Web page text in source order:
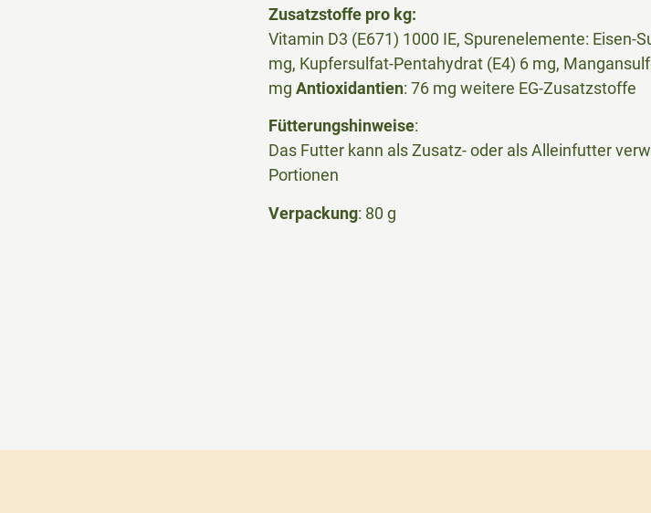
Zusatzstoffe pro kg:
Vitamin D3 (E671) 1000 IE, Spurenelemente:
mg, Kupfersulfat-Pentahydrat (E4) 6 mg,
mg Antioxidantien: 76 mg weitere EG-Zusatzstoffe
Fütterungshinweise:
Das Futter kann als Zusatz- oder als Alleinfutter
Portionen
Verpackung: 80 g